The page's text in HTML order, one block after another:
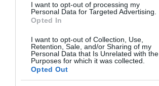
I want to opt-out of processing my
Personal Data for Targeted Advertising.
Opted In
I want to opt-out of Collection, Use,
Retention, Sale, and/or Sharing of my
Personal Data that Is Unrelated with the
Purposes for which it was collected.
Opted Out